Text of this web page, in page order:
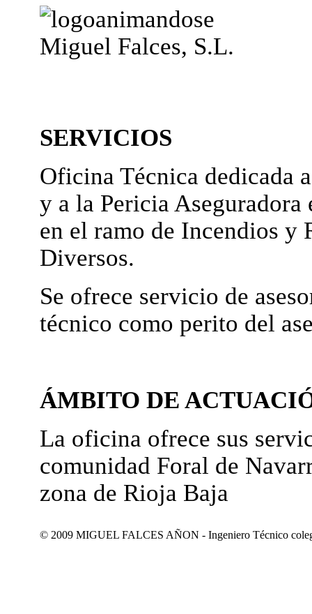
Miguel Falces, S.L.
SERVICIOS
Oficina Técnica dedicada
y a la Pericia Aseguradora
en el ramo de Incendios y
Diversos.
Se ofrece servicio de
técnico como perito del
ÁMBITO DE
La oficina ofrece sus
comunidad Foral de
zona de Rioja Baja
© 2009 MIGUEL FALCES AÑON - Ingeniero Técnico